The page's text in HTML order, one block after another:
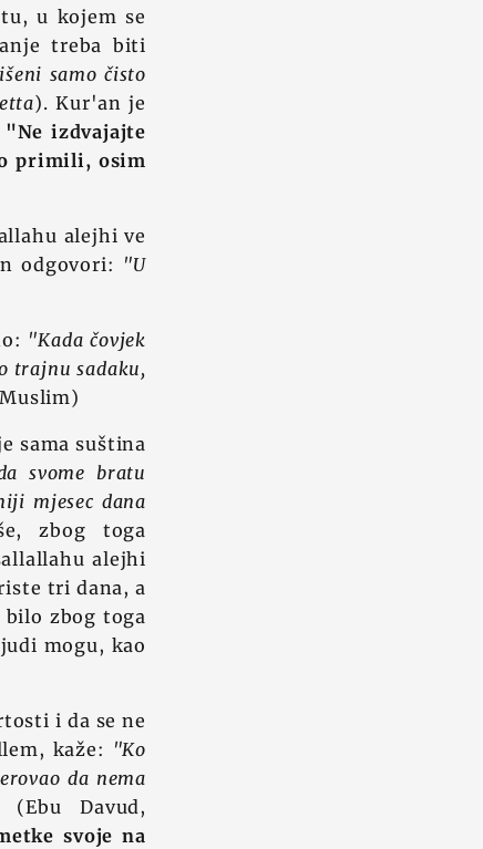
u kojem se
treba biti
samo čisto
). Kur'an je
"Ne izdvajajte
primili, osim
alejhi ve
odgovori: "U
"Kada čovjek
trajnu sadaku,
sama suština
svome bratu
mjesec dana
zbog toga
alejhi
tri dana, a
bilo zbog toga
mogu, kao
i da se ne
kaže: "Ko
da nema
(Ebu Davud,
svoje na